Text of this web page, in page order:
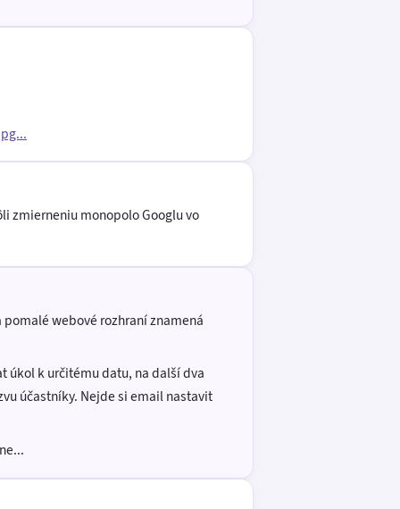
zmierneniu monopolo Googlu vo
webové rozhraní znamená
úkol k určitému datu, na další dva
účastníky. Nejde si email nastavit